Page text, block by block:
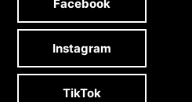
Facebook
Instagram
TikTok